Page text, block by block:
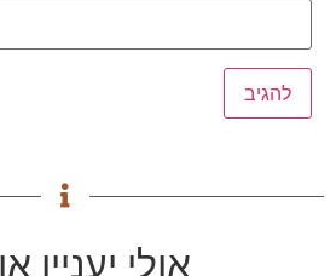
אולי יעניין